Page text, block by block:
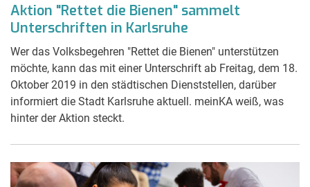
Aktion "Rettet die Bienen" sammelt
Unterschriften in Karlsruhe
Wer das Volksbegehren "Rettet die Bienen" unterstützen
möchte, kann das mit einer Unterschrift ab Freitag, dem 18.
Oktober 2019 in den städtischen Dienststellen, darüber
informiert die Stadt Karlsruhe aktuell. meinKA weiß, was
hinter der Aktion steckt.